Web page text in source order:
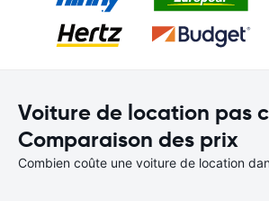
Voiture de location pas
Comparaison des prix
Combien coûte une voiture de location